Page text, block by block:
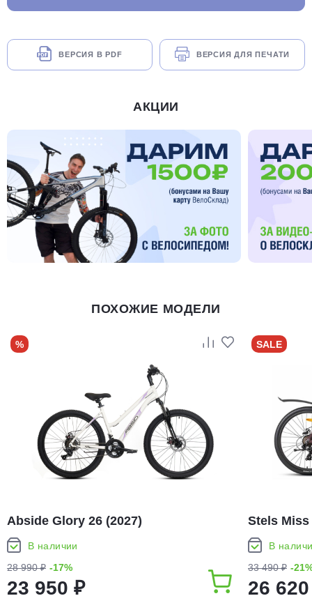
ВЕРСИЯ В PDF ВЕРСИЯ ДЛЯ ПЕЧАТИ
АКЦИИ
ПОХОЖИЕ МОДЕЛИ
%
Abside Glory 26 (2027)
В наличии
28 990 ₽ -17%
23 950 ₽
SALE
Stels Miss
В
33 490 ₽ -
26